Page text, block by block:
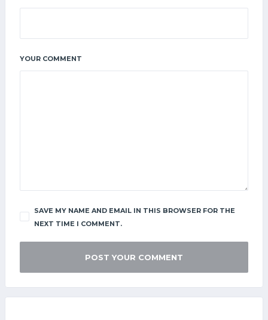
YOUR COMMENT
SAVE MY NAME AND EMAIL IN THIS BROWSER FOR THE
NEXT TIME I COMMENT.